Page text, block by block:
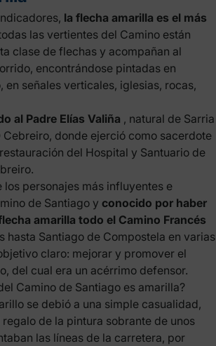
la flecha amarilla es el más
las vertientes del Camino están
clase de flechas y acompañan al
encontrándose pintadas en
en señales verticales, iglesias, rocas,
al Padre Elías Valiña , natural de Sarria
Cebreiro, donde ejerció como sacerdote
del Hospital y Santuario de
los personajes más influyentes e
de Santiago y conocido por haber
amarilla todo el Camino Francés
hasta Santiago de Compostela en varias
claro: mejorar y promover el
del cual era un acérrimo defensor.
Camino de Santiago es amarilla?
se debió a una simple casualidad,
de la pintura sobrante de unos
las líneas de la carretera, por